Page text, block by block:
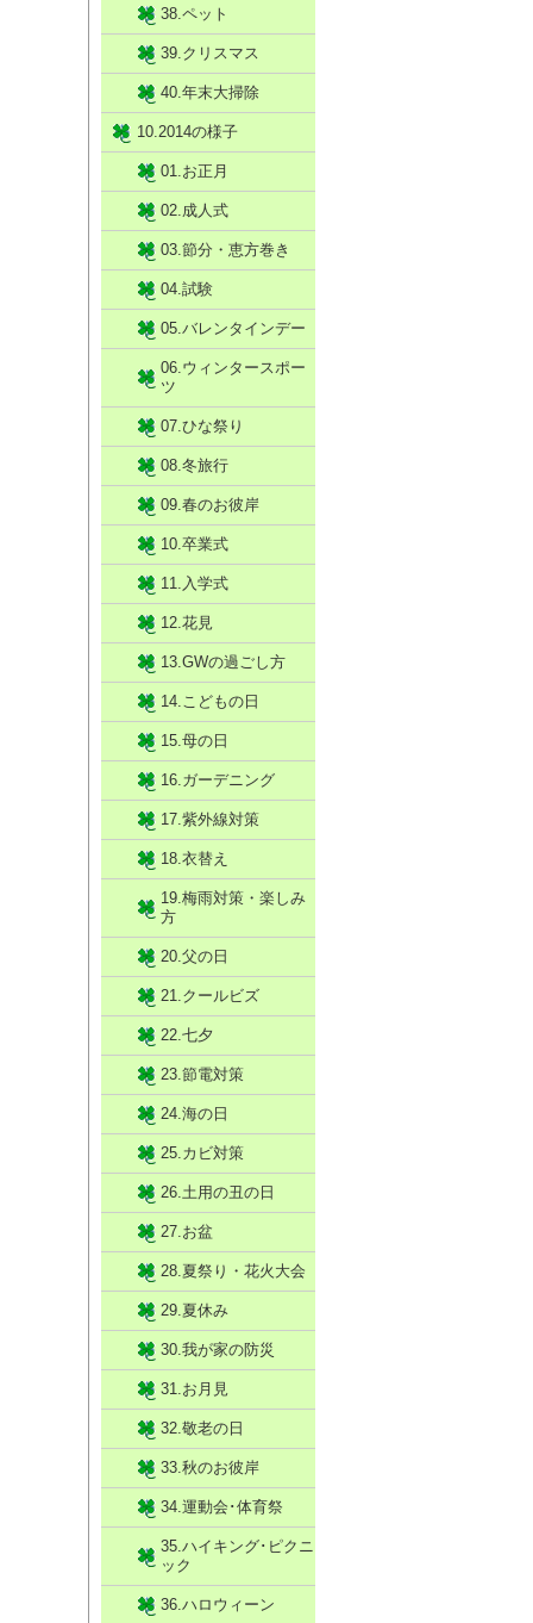
38.ペット
39.クリスマス
40.年末大掃除
10.2014の様子
01.お正月
02.成人式
03.節分・恵方巻き
04.試験
05.バレンタインデー
06.ウィンタースポー
ツ
07.ひな祭り
08.冬旅行
09.春のお彼岸
10.卒業式
11.入学式
12.花見
13.GWの過ごし方
14.こどもの日
15.母の日
16.ガーデニング
17.紫外線対策
18.衣替え
19.梅雨対策・楽しみ
方
20.父の日
21.クールビズ
22.七夕
23.節電対策
24.海の日
25.カビ対策
26.土用の丑の日
27.お盆
28.夏祭り・花火大会
29.夏休み
30.我が家の防災
31.お月見
32.敬老の日
33.秋のお彼岸
34.運動会･体育祭
35.ハイキング･ピクニ
ック
36.ハロウィーン